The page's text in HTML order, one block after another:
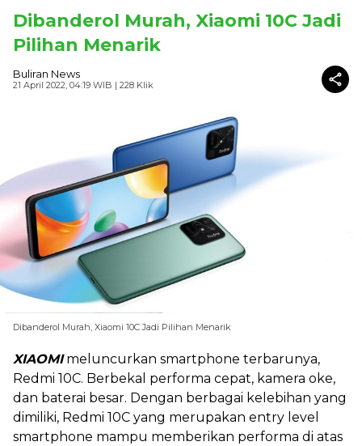
Dibanderol Murah, Xiaomi 10C Jadi
Pilihan Menarik
Buliran News
21 April 2022, 04:19 WIB | 228 Klik
Dibanderol Murah, Xiaomi 10C Jadi Pilihan Menarik
XIAOMImeluncurkan smartphone terbarunya,
Redmi 10C. Berbekal performa cepat, kamera oke,
dan baterai besar. Dengan berbagai kelebihan yang
dimiliki, Redmi 10C yang merupakan entry level
smartphone mampu memberikan performa di atas